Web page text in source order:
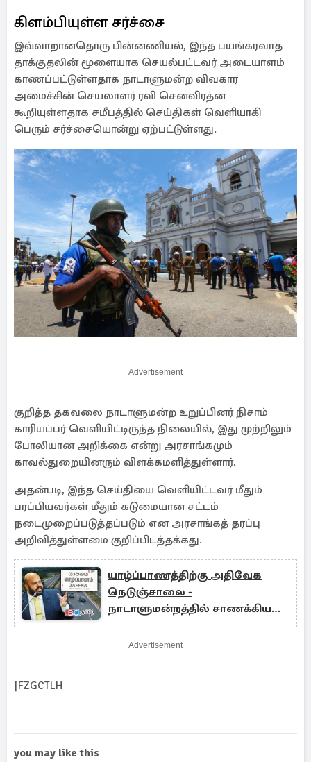
கிளம்பியுள்ள சர்ச்சை
இவ்வாறானதொரு பின்னணியல், இந்த பயங்கரவாத
தாக்குதலின் மூளையாக செயல்பட்டவர் அடையாளம்
காணப்பட்டுள்ளதாக நாடாளுமன்ற விவகார
அமைச்சின் செயலாளர் ரவி செனவிரத்ன
கூறியுள்ளதாக சமீபத்தில் செய்திகள் வெளியாகி
பெரும் சர்ச்சையொன்று ஏற்பட்டுள்ளது.
Advertisement
குறித்த தகவலை நாடாளுமன்ற உறுப்பினர் நிசாம்
காரியப்பர் வெளியிட்டிருந்த நிலையில், இது முற்றிலும்
போலியான அறிக்கை என்று அரசாங்கமும்
காவல்துறையினரும் விளக்கமளித்துள்ளார்.
அதன்படி, இந்த செய்தியை வெளியிட்டவர் மீதும்
பரப்பியவர்கள் மீதும் கடுமையான சட்டம்
நடைமுறைப்படுத்தப்படும் என அரசாங்கத் தரப்பு
அறிவித்துள்ளமை குறிப்பிடத்தக்கது.
யாழ்ப்பாணத்திற்கு அதிவேக
நெடுஞ்சாலை -
நாடாளுமன்றத்தில் சாணக்கியன்
கோரிக்கை
Advertisement
[FZGCTLH
you may like this